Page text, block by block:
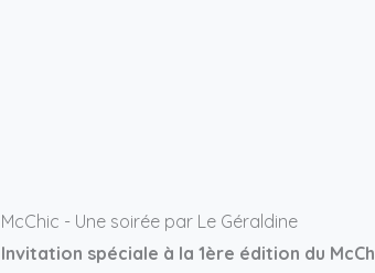
McChic - Une soirée par Le Géraldine
Invitation spéciale à la 1ère édition du